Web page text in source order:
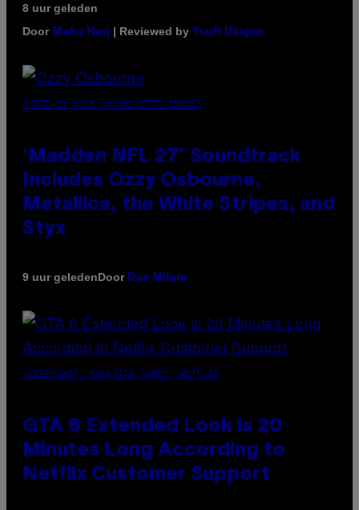
8 uur geleden
Door Maha Haq | Reviewed by Ysolt Usigan
PHOTO BY NICK LAHAM/GETTY IMAGES
‘Madden NFL 27’ Soundtrack
Includes Ozzy Osbourne,
Metallica, the White Stripes, and
Styx
9 uur geledenDoor Dan Milam
SCREENSHOT: ROCKSTAR GAMES, NETFLIX
GTA 6 Extended Look is 20
Minutes Long According to
Netflix Customer Support